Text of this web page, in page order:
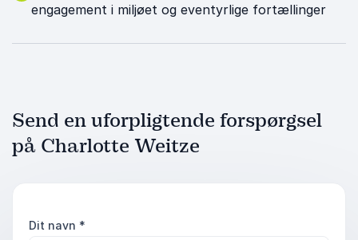
engagement i miljøet og eventyrlige fortællinger
Send en uforpligtende forspørgsel
på Charlotte Weitze
Dit navn *